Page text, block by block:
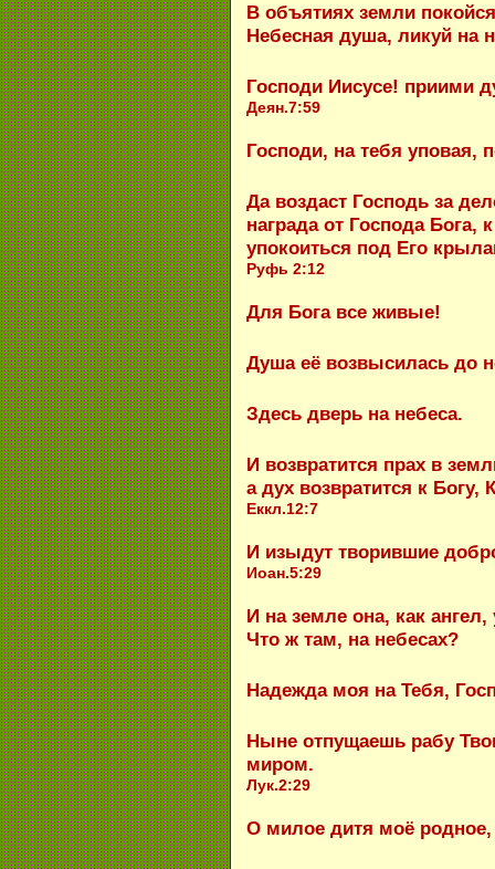
В объятиях земли
Небесная душа, ликуй на
Господи Иисусе! приими
Деян.7:59
Господи, на тебя уповая,
Да воздаст Господь за
награда от Господа
упокоиться под Его
Руфь 2:12
Для Бога все живые!
Душа её возвысилась до
Здесь дверь на небеса.
И возвратится прах в
а дух возвратится к Богу,
Еккл.12:7
И изыдут творившие
Иоан.5:29
И на земле она, как
Что ж там, на небесах?
Надежда моя на Тебя,
Ныне отпущаешь рабу
миром.
Лук.2:29
О милое дитя моё